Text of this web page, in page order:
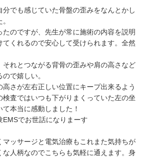
でも感じていた骨盤の歪みをなんとかし
のですが、先生が常に施術の内容を説明
てくれるので安心して受けられます。全然
それとつながる背骨の歪みや肩の高さなど
で嬉しい。
さが左右正しい位置にキープ出来るよう
検査ではいつも下がりまくっていた左の坐
本当に感動しました！
EMSでお世話になりまーす
ッサージと電気治療もこれまた気持ちが
な人柄なのでこちらも気軽に通えます。身